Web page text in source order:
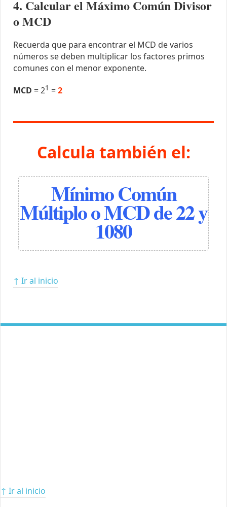
4. Calcular el Máximo Común Divisor
o MCD
Recuerda que para encontrar el MCD de varios
números se deben multiplicar los factores primos
comunes con el menor exponente.
MCD = 21 =2
Calcula también el:
Mínimo Común
Múltiplo o MCD de 22 y
1080
↑ Ir al inicio
↑ Ir al inicio